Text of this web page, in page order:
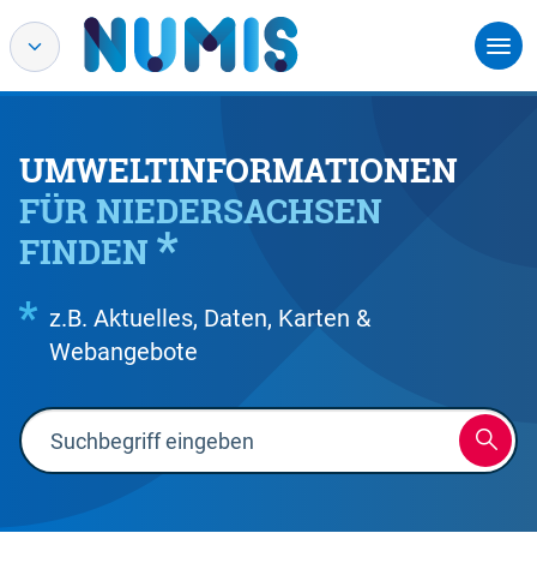
UMWELTINFORMATIONEN
FÜR NIEDERSACHSEN
FINDEN
z.B. Aktuelles, Daten, Karten &
Webangebote